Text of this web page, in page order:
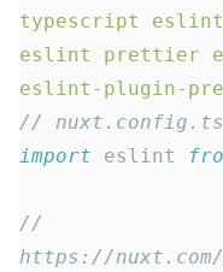
typescript
eslint
eslint
prettier
eslint-plugin-
// nuxt.config.ts
import eslint
//
https://